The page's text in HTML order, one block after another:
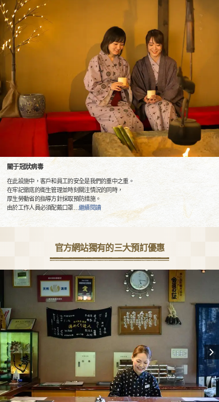
關于冠狀病毒
在此設施中，客戶和員工的安全是我們的重中之重。
在牢記徹底的衛生管理並時刻關注情況的同時，
厚生勞動省的指導方針採取預防措施。
由於工作人員必須配戴口罩
繼續閱讀
官方網站獨有的三大預訂優惠